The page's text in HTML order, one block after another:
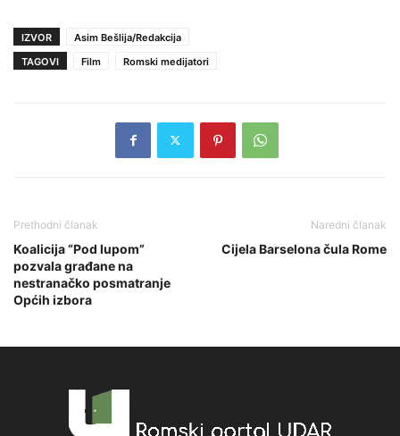
IZVOR
Asim Bešlija/Redakcija
TAGOVI
Film Romski medijatori
Prethodni članak
Koalicija “Pod lupom”
pozvala građane na
nestranačko posmatranje
Općih izbora
Naredni članak
Cijela Barselona čula Rome